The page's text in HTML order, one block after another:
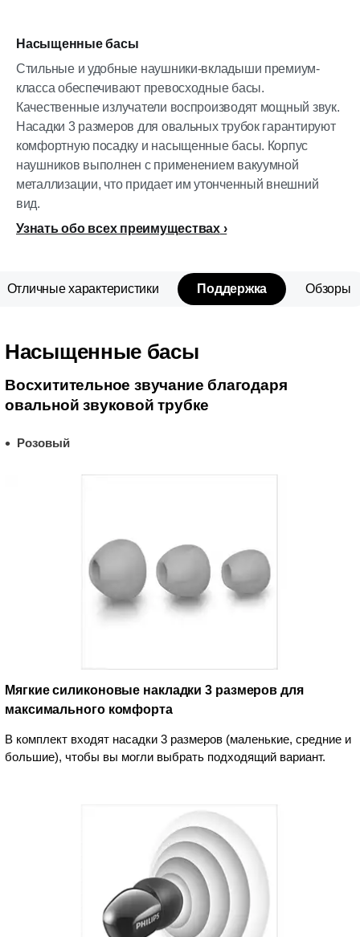
Насыщенные басы
Стильные и удобные наушники-вкладыши премиум-
класса обеспечивают превосходные басы.
Качественные излучатели воспроизводят мощный звук.
Насадки 3 размеров для овальных трубок гарантируют
комфортную посадку и насыщенные басы. Корпус
наушников выполнен с применением вакуумной
металлизации, что придает им утонченный внешний
вид.
Узнать обо всех преимуществах
Отличные характеристики Поддержка Обзоры
Насыщенные басы
Восхитительное звучание благодаря
овальной звуковой трубке
Розовый
Мягкие силиконовые накладки 3 размеров для
максимального комфорта
В комплект входят насадки 3 размеров (маленькие, средние и
большие), чтобы вы могли выбрать подходящий вариант.